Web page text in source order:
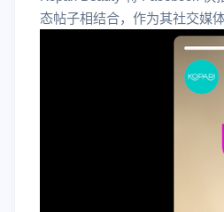
态帖子相结合，作为其社交媒